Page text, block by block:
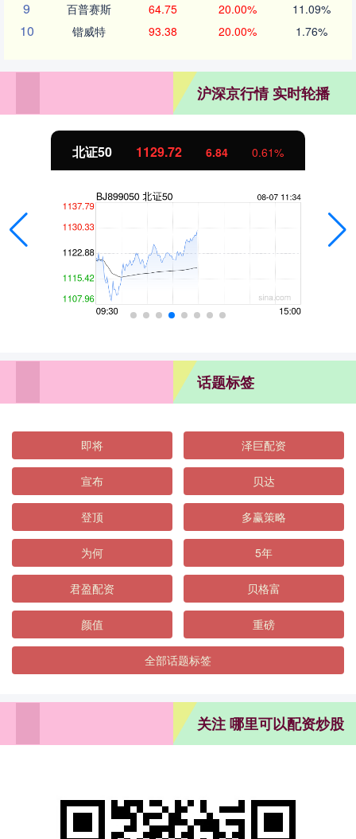
9 百普赛斯 64.75 20.00% 11.09%
10 锴威特 93.38 20.00% 1.76%
沪深京行情 实时轮播
北证50 1129.72 6.84 0.61%
话题标签
即将 泽巨配资
宣布 贝达
登顶 多赢策略
为何 5年
君盈配资 贝格富
颜值 重磅
全部话题标签
关注 哪里可以配资炒股